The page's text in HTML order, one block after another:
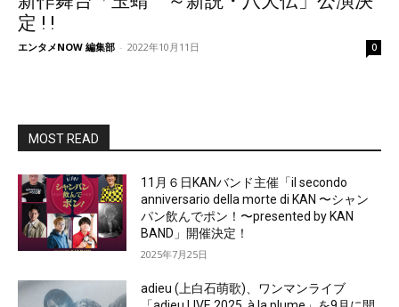
定 ! !
エンタメNOW 編集部 - 2022年10月11日 0
MOST READ
11月６日KANバンド主催「il secondo
anniversario della morte di KAN 〜シャン
パン飲んでポン！〜presented by KAN
BAND」開催決定！
2025年7月25日
adieu (上白石萌歌)、ワンマンライブ